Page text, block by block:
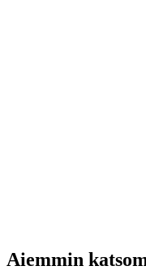
Aiemmin